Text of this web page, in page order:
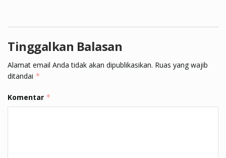
Tinggalkan Balasan
Alamat email Anda tidak akan dipublikasikan. Ruas yang wajib
ditandai *
Komentar *